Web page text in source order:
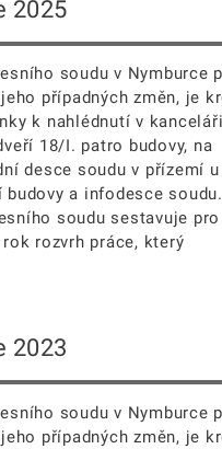
2025
soudu v Nymburce
případných změn, je
k nahlédnutí v kanceláři
18/I. patro budovy, na
desce soudu v přízemí u
budovy a infodesce
soudu sestavuje pro
rozvrh práce, který
2023
soudu v Nymburce
případných změn, je